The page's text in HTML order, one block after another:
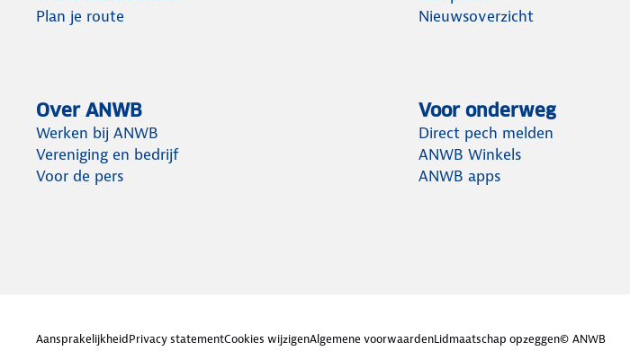
Plan je route
Nieuwsoverzicht
Over ANWB
Werken bij ANWB
Vereniging en bedrijf
Voor de pers
Voor onderweg
Direct pech melden
ANWB Winkels
ANWB apps
AansprakelijkheidPrivacy statementCookies wijzigenAlgemene voorwaardenLidmaatschap opzeggen© ANWB